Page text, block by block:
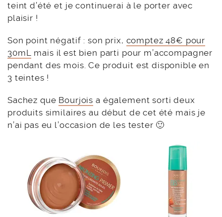
teint d’été et je continuerai à le porter avec
plaisir !
Son point négatif : son prix, comptez 48€ pour
30mL mais il est bien parti pour m’accompagner
pendant des mois. Ce produit est disponible en
3 teintes !
Sachez que Bourjois a également sorti deux
produits similaires au début de cet été mais je
n’ai pas eu l’occasion de les tester 🙂